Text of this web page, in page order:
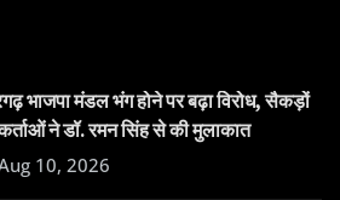
भाजपा मंडल भंग होने पर बढ़ा विरोध, सैकड़ों
ने डॉ. रमन सिंह से की मुलाकात
10, 2026